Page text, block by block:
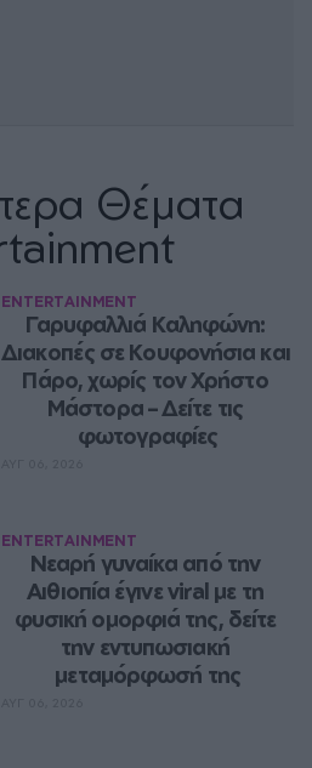
Θέματα
ENTERTAINMENT
Γαρυφαλλιά Καληφώνη:
Διακοπές σε Κουφονήσια και
Πάρο, χωρίς τον Χρήστο
Μάστορα – Δείτε τις
φωτογραφίες
ENTERTAINMENT
Νεαρή γυναίκα από την
Αιθιοπία έγινε viral με τη
φυσική ομορφιά της, δείτε
την εντυπωσιακή
μεταμόρφωσή της